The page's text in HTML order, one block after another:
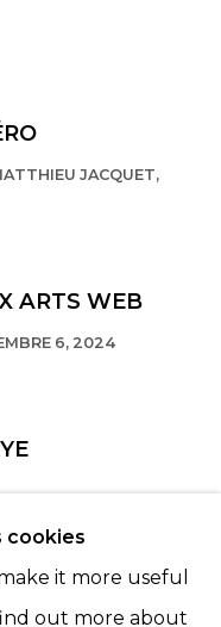
JACQUET,
ARTS WEB
6, 2024
cookies
it more useful
out more about